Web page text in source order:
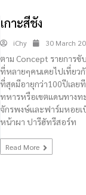
เกาะสีชัง
iChy 30 March
ตาม Concept รายการ
ที่หลายๆคนเคยไปเที่ยว
ที่สุดมีอายุกว่า100ปีเลย
ทหารหรือเขตแดนทาง
จักรพงษ์และฟาร์มหอย
หน้าผา ปารีฮัทรีสอร์ท
Read More